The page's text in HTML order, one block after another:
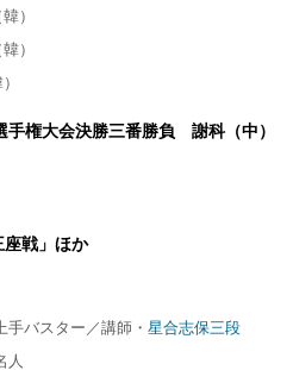
）
）
手権大会決勝三番勝負 謝科（中）
座戦」ほか
バスター／講師・ 星合志保三段
人